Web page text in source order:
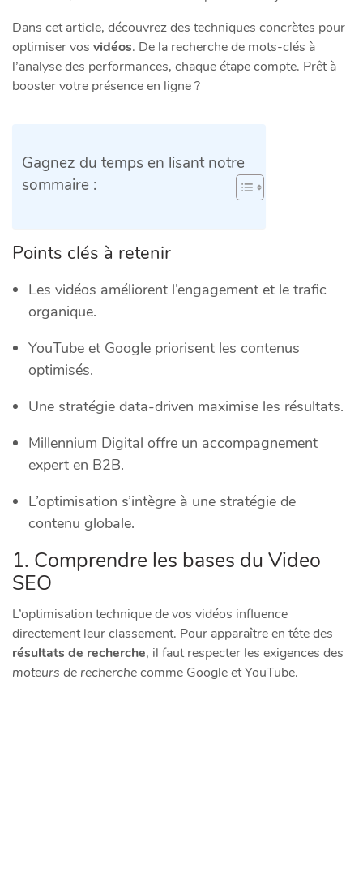
Dans cet article, découvrez des techniques concrètes pour
optimiser vos vidéos. De la recherche de mots-clés à
l’analyse des performances, chaque étape compte. Prêt à
booster votre présence en ligne ?
Gagnez du temps en lisant notre
sommaire :
Points clés à retenir
Les vidéos améliorent l’engagement et le trafic
organique.
YouTube et Google priorisent les contenus
optimisés.
Une stratégie data-driven maximise les résultats.
Millennium Digital offre un accompagnement
expert en B2B.
L’optimisation s’intègre à une stratégie de
contenu globale.
1. Comprendre les bases du Video
SEO
L’optimisation technique de vos vidéos influence
directement leur classement. Pour apparaître en tête des
résultats de recherche, il faut respecter les exigences des
moteurs de recherchecomme Google et YouTube.